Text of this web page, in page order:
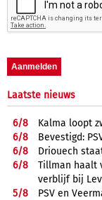
Laatste nieuws
6/8
Kalma loopt
6/8
Bevestigd:
6/8
Driouech
6/8
Tillman haalt
verblijf bij
5/8
PSV en